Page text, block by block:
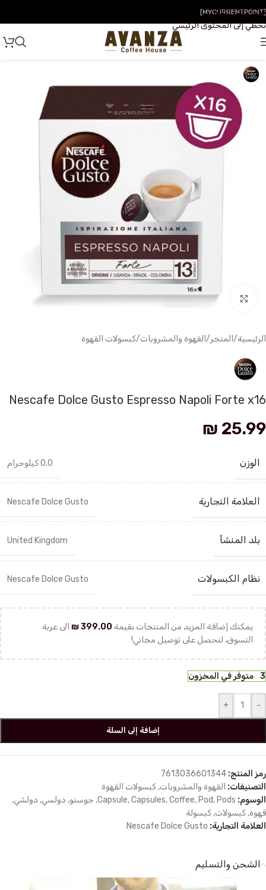
تخطي إلى التنقل
تخطي إلى المحتوى الرئيسي
[MYCURRENTPOINT]
انقر للتكبير
الرئيسية/ المتجر/ القهوة والمشروبات/كبسولات القهوة
Nescafe Dolce Gusto Espresso Napoli Forte x16
₪ 25.99
الوزن 0.0 كيلوجرام
العلامة التجارية Nescafe Dolce Gusto
بلد المنشأ United Kingdom
نظام الكبسولات Nescafe Dolce Gusto
يمكنك إضافة المزيد من المنتجات بقيمة ₪399.00
الى عربة
التسوق، لتحصل على توصيل مجاني!
3 متوفر في المخزون
-
+
إضافة إلى السلة
رمز المنتج: 7613036601344
التصنيفات: القهوة والمشروبات, كبسولات القهوة
الوسوم:
Capsule,Capsules,Coffee, Pod, Pods
, جوستو, دولسي, دولشي,
قهوة, كبسولات, كبسولة
العلامة التجارية: Nescafe Dolce Gusto
الشحن والتسليم